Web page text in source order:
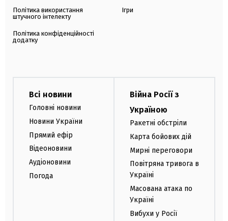
Політика використання
штучного інтелекту
Політика конфіденційності
додатку
Ігри
Всі новини
Головні новини
Новини України
Прямий ефір
Відеоновини
Аудіоновини
Погода
Війна Росії з
Україною
Ракетні обстріли
Карта бойових дій
Мирні переговори
Повітряна тривога в
Україні
Масована атака по
Україні
Вибухи у Росії